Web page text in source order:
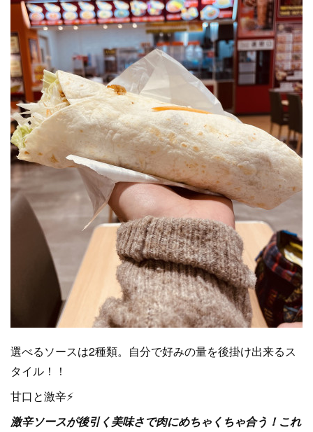
選べるソースは2種類。自分で好みの量を後掛け出来るス
タイル！！
甘口と激辛⚡
激辛ソースが後引く美味さで肉にめちゃくちゃ合う！これ